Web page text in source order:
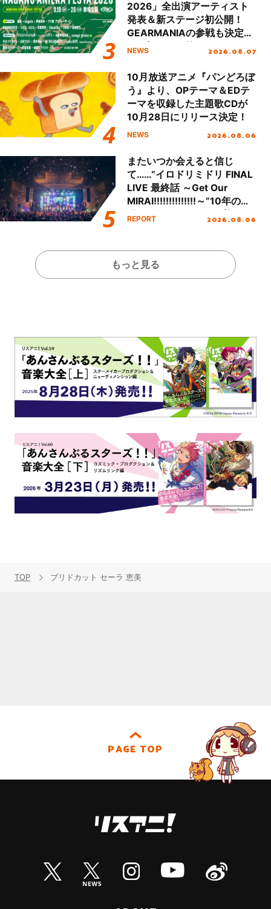
2026」全出演アーティスト
発表＆新ステージ初公開！
GEARMANIAの参戦も決定
し、初となる第3ステージの
NEWS 2026.08.07
10月放送アニメ『パンどろぼ
う』より、OPテーマ＆EDテ
ーマを収録した主題歌CDが
10月28日にリリース決定！
NEWS 2026.08.06
またいつか会えると信じ
て……“イロドリミドリ FINAL
LIVE 最終話 ～Get Our
MIRAI!!!!!!!!!!!!!!～”10年の活
動を経てファイナルを迎える
REPORT 2026.08.06
もっと見る
TOP ブリドカット セーラ 恵美
PAGE TOP